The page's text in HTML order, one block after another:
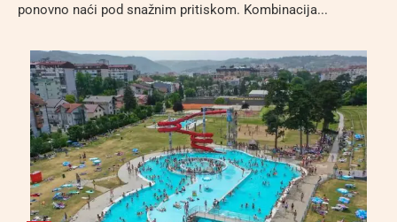
ponovno naći pod snažnim pritiskom. Kombinacija...